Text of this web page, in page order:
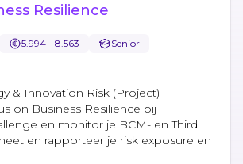
Resilience
5.994 - 8.563
Senior
& Innovation Risk (Project)
on Business Resilience bij
en monitor je BCM- en Third
en rapporteer je risk exposure en